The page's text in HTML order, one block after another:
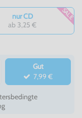
nur CD
ab 3,25 €
SALE
Gut
7,99 €